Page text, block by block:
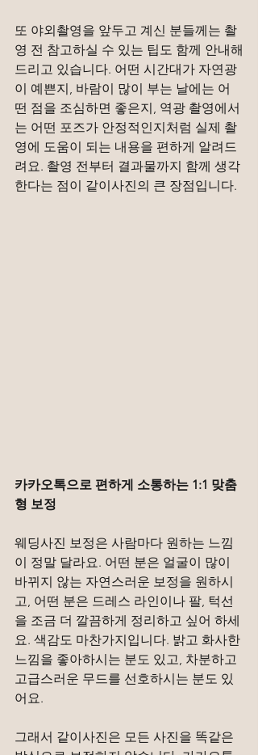
또 야외촬영을 앞두고 계신 분들께는 촬
영 전 참고하실 수 있는 팁도 함께 안내해
드리고 있습니다. 어떤 시간대가 자연광
이 예쁜지, 바람이 많이 부는 날에는 어
떤 점을 조심하면 좋은지, 역광 촬영에서
는 어떤 포즈가 안정적인지처럼 실제 촬
영에 도움이 되는 내용을 편하게 알려드
려요. 촬영 전부터 결과물까지 함께 생각
한다는 점이 같이사진의 큰 장점입니다.
카카오톡으로 편하게 소통하는 1:1 맞춤
형 보정
웨딩사진 보정은 사람마다 원하는 느낌
이 정말 달라요. 어떤 분은 얼굴이 많이
바뀌지 않는 자연스러운 보정을 원하시
고, 어떤 분은 드레스 라인이나 팔, 턱선
을 조금 더 깔끔하게 정리하고 싶어 하세
요. 색감도 마찬가지입니다. 밝고 화사한
느낌을 좋아하시는 분도 있고, 차분하고
고급스러운 무드를 선호하시는 분도 있
어요.
그래서 같이사진은 모든 사진을 똑같은